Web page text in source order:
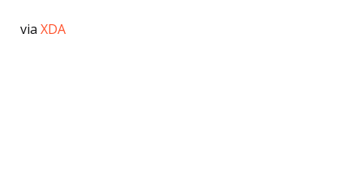
via XDA